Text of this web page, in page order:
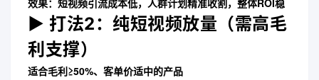
效果：短视频引流成本低，人群计划精准收割，整体ROI稳
▶ 打法2：纯短视频放量（需高毛
利支撑）
适合毛利≥50%、客单价适中的产品